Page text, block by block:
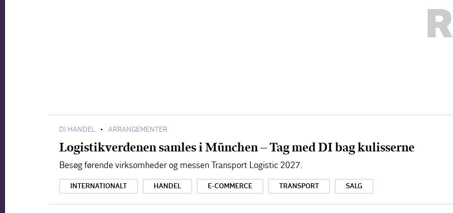
DI HANDEL • ARRANGEMENTER
Logistikverdenen samles i München – Tag med DI bag kulisserne
Besøg førende virksomheder og messen Transport Logistic 2027.
INTERNATIONALT HANDEL E-COMMERCE TRANSPORT SALG